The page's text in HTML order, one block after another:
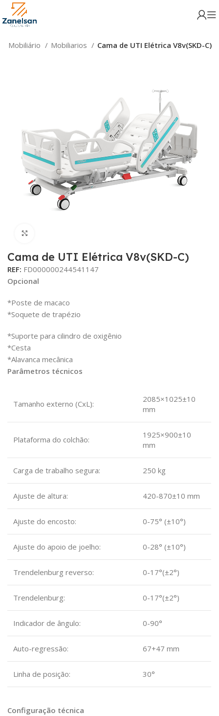
Mobiliário Mobiliarios Cama de UTI Elétrica V8v(SKD-C)
Cama de UTI Elétrica V8v(SKD-C)
REF: FD000000244541147
Opcional
*Poste de macaco
*Soquete de trapézio
*Suporte para cilindro de oxigênio
*Cesta
*Alavanca mecânica
Parâmetros técnicos
Tamanho externo (CxL):
2085×1025±10
mm
Plataforma do colchão:
1925×900±10
mm
Carga de trabalho segura: 250 kg
Ajuste de altura: 420-870±10 mm
Ajuste do encosto: 0-75° (±10°)
Ajuste do apoio de joelho: 0-28° (±10°)
Trendelenburg reverso: 0-17°(±2°)
Trendelenburg: 0-17°(±2°)
Indicador de ângulo: 0-90°
Auto-regressão: 67+47 mm
Linha de posição: 30°
Configuração técnica